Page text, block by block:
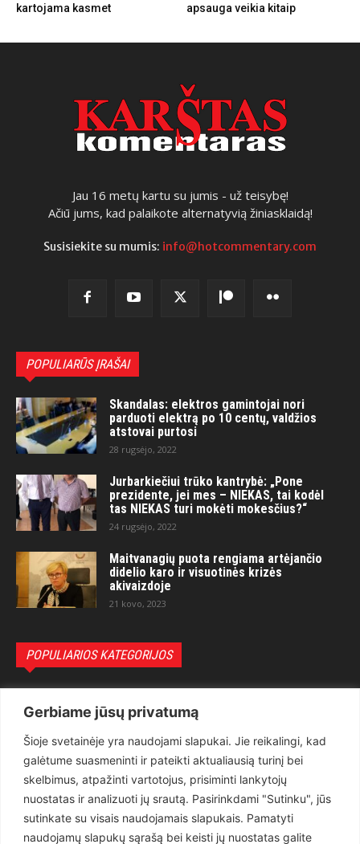
Gerbiame jūsų privatumą
Šioje svetainėje yra naudojami slapukai. Jie reikalingi, kad
galėtume suasmeninti ir pateikti aktualiausią turinį bei
skelbimus, atpažinti vartotojus, prisiminti lankytojų
nuostatas ir analizuoti jų srautą. Pasirinkdami "Sutinku", jūs
sutinkate su visais naudojamais slapukais. Pamatyti
naudojamų slapukų sąrašą bei keisti jų nuostatas galite
kartojama kasmet
apsauga veikia kitaip
Jau 16 metų kartu su jumis - už teisybę!
Ačiū jums, kad palaikote alternatyvią žiniasklaidą!
Susisiekite su mumis: info@hotcommentary.com
POPULIARŪS ĮRAŠAI
Skandalas: elektros gamintojai nori
parduoti elektrą po 10 centų, valdžios
atstovai purtosi
28 rugsėjo, 2022
Jurbarkiečiui trūko kantrybė: „Pone
prezidente, jei mes – NIEKAS, tai kodėl
tas NIEKAS turi mokėti mokesčius?“
24 rugsėjo, 2022
Maitvanagių puota rengiama artėjančio
didelio karo ir visuotinės krizės
akivaizdoje
21 kovo, 2023
POPULIARIOS KATEGORIJOS
Teisėsauga
1497
Aktualu
Lietuva
619
Pasaulis